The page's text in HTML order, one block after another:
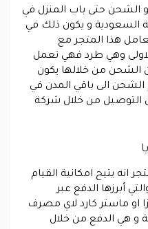
الشحن حتى باب المنزل في
السعودية و يكون ذلك في
و يتعامل هذا المتجر مع
وهي طرد فهي تعمل
الشحن من خلالها يكون
الى باقي المدن في
التوصيل من خلال شركة
انه يتيح امكانية القيام
أبرزها الدفع عبر
او ماستر كارد لاي مصرف
و هي الدفع من خلال